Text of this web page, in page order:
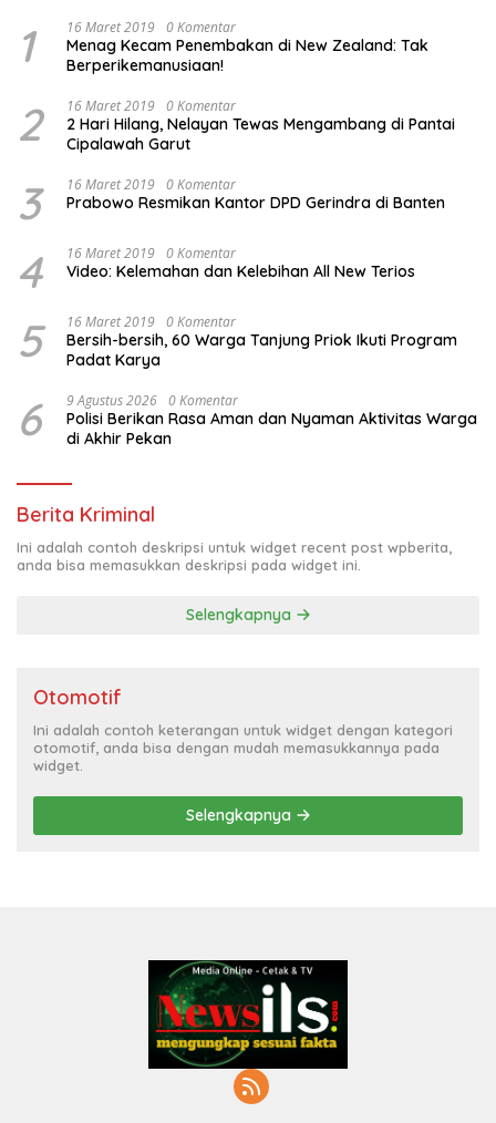
1 16 Maret 2019 0 Komentar
Menag Kecam Penembakan di New Zealand: Tak
Berperikemanusiaan!
2 16 Maret 2019 0 Komentar
2 Hari Hilang, Nelayan Tewas Mengambang di Pantai
Cipalawah Garut
3 16 Maret 2019 0 Komentar
Prabowo Resmikan Kantor DPD Gerindra di Banten
4 16 Maret 2019 0 Komentar
Video: Kelemahan dan Kelebihan All New Terios
5 16 Maret 2019 0 Komentar
Bersih-bersih, 60 Warga Tanjung Priok Ikuti Program
Padat Karya
6 9 Agustus 2026 0 Komentar
Polisi Berikan Rasa Aman dan Nyaman Aktivitas Warga
di Akhir Pekan
Berita Kriminal
Ini adalah contoh deskripsi untuk widget recent post wpberita,
anda bisa memasukkan deskripsi pada widget ini.
Selengkapnya
Otomotif
Ini adalah contoh keterangan untuk widget dengan kategori
otomotif, anda bisa dengan mudah memasukkannya pada
widget.
Selengkapnya